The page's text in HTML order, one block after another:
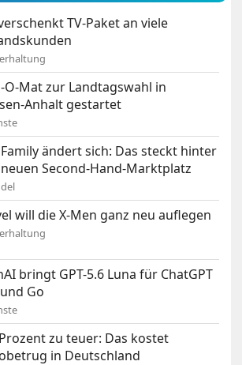
TV-Paket an viele
O-Mat zur Landtagswahl in
Anhalt gestartet
Family ändert sich: Das steckt hinter
Second-Hand-Marktplatz
will die X-Men ganz neu auflegen
bringt GPT-5.6 Luna für ChatGPT
Go
zu teuer: Das kostet
in Deutschland